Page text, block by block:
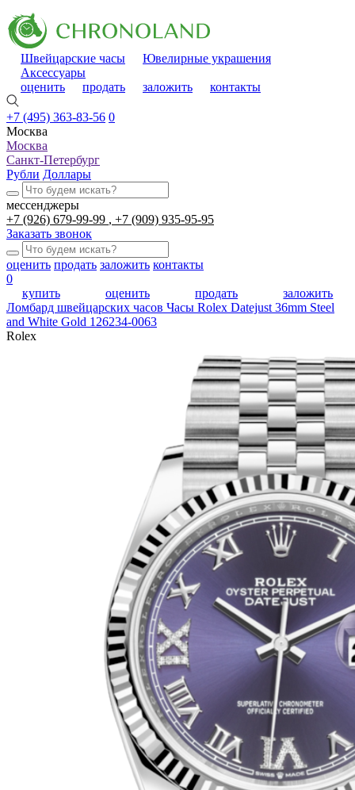
Швейцарские часы
Ювелирные украшения
Аксессуары
оценить
продать заложить контакты
+7 (495) 363-83-56 0
Москва
Москва
Санкт-Петербург
Рубли Доллары
мессенджеры
+7 (926) 679-99-99
+7 (909) 935-95-95
Заказать звонок
оценить продать заложить контакты
0
купить
оценить продать
заложить
Ломбард швейцарских часов Часы Rolex Datejust 36mm Steel
and White Gold 126234-0063
Rolex